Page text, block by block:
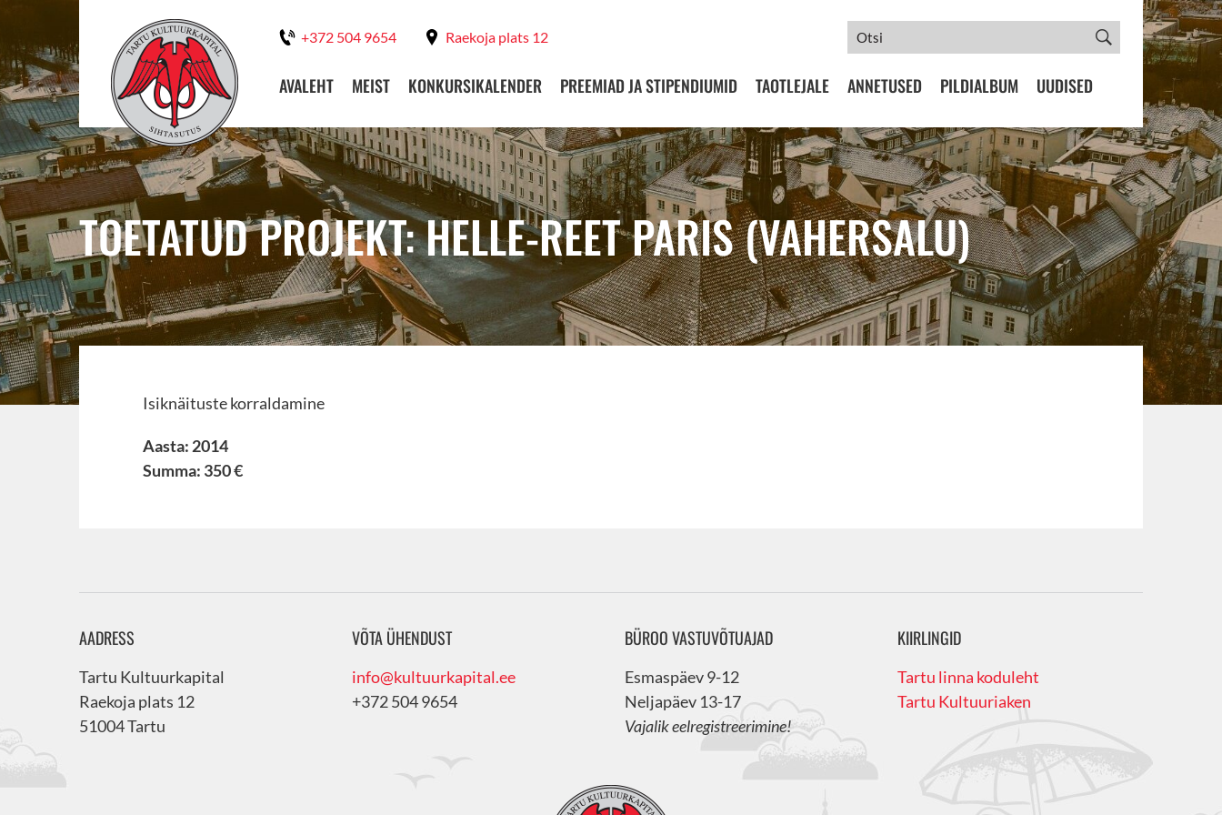
+372 504 9654 Raekoja plats 12
AVALEHT MEIST KONKURSIKALENDER PREEMIAD JA STIPENDIUMID TAOTLEJALE ANNETUSED PILDIALBUM UUDISED
TOETATUD PROJEKT: HELLE-REET PARIS (VAHERSALU)
Isiknäituste korraldamine
Aasta: 2014
Summa: 350 €
AADRESS
Tartu Kultuurkapital
Raekoja plats 12
51004 Tartu
VÕTA ÜHENDUST
info@kultuurkapital.ee
+372 504 9654
BÜROO VASTUVÕTUAJAD
Esmaspäev 9-12
Neljapäev 13-17
Vajalik eelregistreerimine!
KIIRLINGID
Tartu linna koduleht
Tartu Kultuuriaken